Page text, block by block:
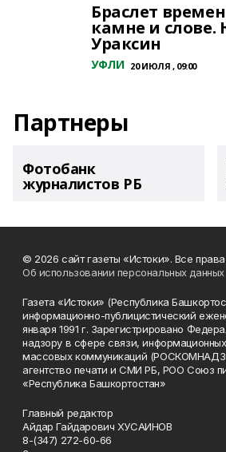
Браслет
камне и
Ураксин
УФЛИ 20 ИЮЛЯ , 09:00
Партнеры
Фотобанк
журналистов РБ
© 2026 сайт газеты «Истоки». Все
Об использовании персональных данных
Газета «Истоки» (Республика
информационно-публицистический
января 1991 г. Зарегистрировано
надзору в сфере связи,
массовых коммуникаций
агентство печати и СМИ РБ, РОО Союз
«Республика Башкортостан»
Главный редактор
Айдар Гайдарович ХУСАИНОВ
8-(347) 272-60-66